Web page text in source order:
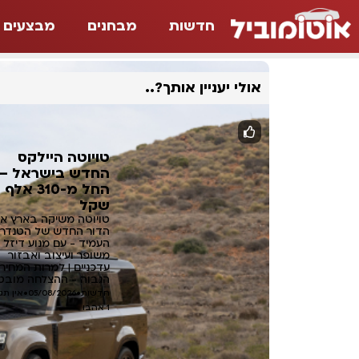
חדשות מבחנים מבצעים
אולי יעניין אותך?..
טויוטה היילקס
החדש בישראל –
החל מ-310 אלף
שקל
טויוטה משיקה בארץ
הדור החדש של הטנדר
העמיד - עם מנוע דיזל
משופר ועיצוב ואבזור
עדכניים | למרות המחיר
הגבוה - ההצלחה
חדשות•
05/08/2026
•אין
1אהבו